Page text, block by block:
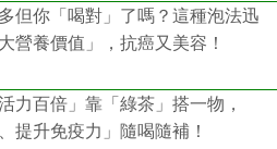
但你「喝對」了嗎？這種泡法迅
營養價值」，抗癌又美容！
力百倍」靠「綠茶」搭一物，
提升免疫力」隨喝隨補！